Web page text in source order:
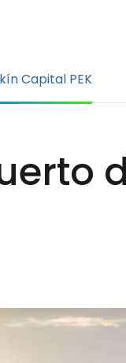
Capital PEK